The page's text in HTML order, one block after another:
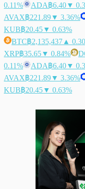
0.11%
ADA฿6.40▼
AVAX฿221.89▼ 3.36%
KUB฿20.45▼ 0.63%
BTC฿2,135,437 ▲
XRP฿35.65▼ 0.84%
0.11%
ADA฿6.40▼
AVAX฿221.89▼ 3.36%
KUB฿20.45▼ 0.63%